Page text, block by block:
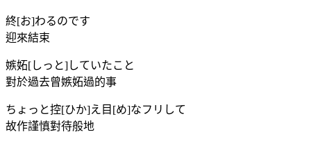
終[お]わるのです
迎來結束
嫉妬[しっと]していたこと
對於過去曾嫉妬過的事
ちょっと控[ひか]え目[め]なフリして
故作謹慎對待般地